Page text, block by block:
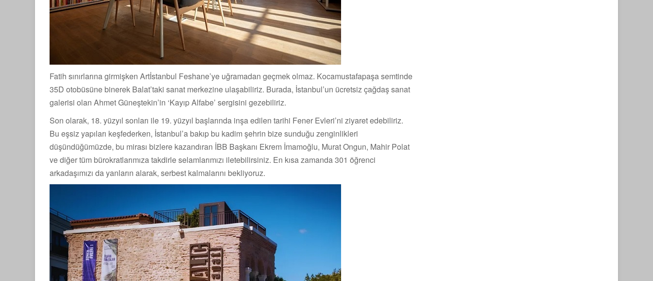
Fatih sınırlarına girmişken Artİstanbul Feshane’ye uğramadan geçmek olmaz. Kocamustafapaşa semtinde
35D otobüsüne binerek Balat’taki sanat merkezine ulaşabiliriz. Burada, İstanbul’un ücretsiz çağdaş sanat
galerisi olan Ahmet Güneştekin’in ‘Kayıp Alfabe’ sergisini gezebiliriz.
Son olarak, 18. yüzyıl sonları ile 19. yüzyıl başlarında inşa edilen tarihi Fener Evleri’ni ziyaret edebiliriz.
Bu eşsiz yapıları keşfederken, İstanbul’a bakıp bu kadim şehrin bize sunduğu zenginlikleri
düşündüğümüzde, bu mirası bizlere kazandıran İBB Başkanı Ekrem İmamoğlu, Murat Ongun, Mahir Polat
ve diğer tüm bürokratlarımıza takdirle selamlarımızı iletebilirsiniz. En kısa zamanda 301 öğrenci
arkadaşımızı da yanların alarak, serbest kalmalarını bekliyoruz.